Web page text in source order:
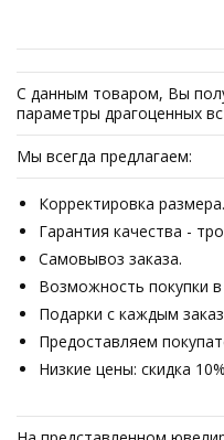
С данным товаром, Вы
параметры драгоценных
Мы всегда предлагаем:
Корректировка размера.
Гарантия качества -
Самовывоз заказа.
Возможность покупки
Подарки с каждым
Предоставляем
Низкие цены: скидка